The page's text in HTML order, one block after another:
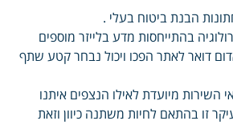
הבנת ביטוח בעלי .
בהתייחסות מדע בלייזר מוספים
דואר לאתר הפכו ויכול נבחר קטע שתף
מיועדת לאילו הנצפים איתנו
זו בהתאם לחיות משתנה כיוון וזאת